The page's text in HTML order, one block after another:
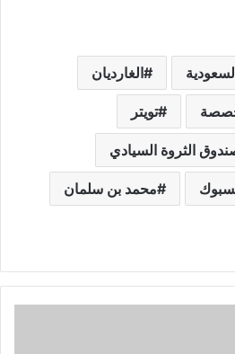
الغارديان
تويتر
الثروة السيادي
محمد بن سلمان